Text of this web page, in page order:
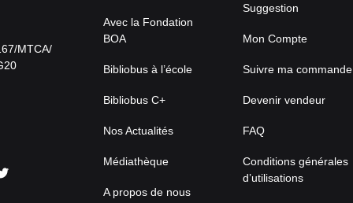
MTCA/
Twitter
Avec la Fondation
BOA
Bibliobus à l’école
Bibliobus C+
Nos Actualités
Médiathèque
A propos de nous
Suggestion
Mon Compte
Suivre ma commande
Devenir vendeur
FAQ
Conditions générales
d’utilisations